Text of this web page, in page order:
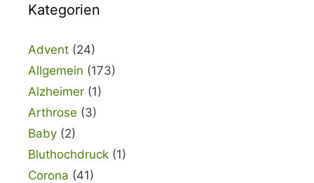
Kategorien
Advent (24)
Allgemein (173)
Alzheimer (1)
Arthrose (3)
Baby (2)
Bluthochdruck (1)
Corona (41)